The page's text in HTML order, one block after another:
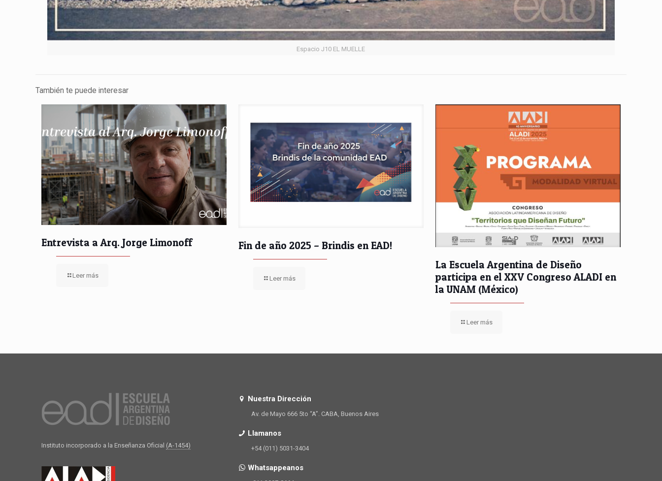
Espacio J10 EL MUELLE
También te puede interesar
Entrevista a Arq. Jorge Limonoff
Leer más
Fin de año 2025 – Brindis en EAD!
Leer más
La Escuela Argentina de Diseño
participa en el XXV Congreso ALADI en
la UNAM (México)
Leer más
Instituto incorporado a la Enseñanza Oficial (A-1454)
Nuestra Dirección
Av. de Mayo 666 5to “A”. CABA, Buenos Aires
Llamanos
+54 (011) 5031-3404
Whatsappeanos